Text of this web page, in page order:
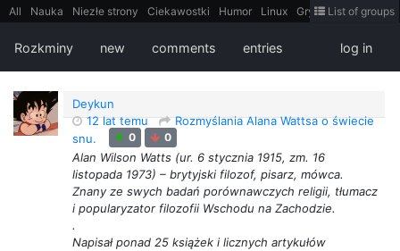
All Nauka Niezłe strony Ciekawostki Humor Linux Gry
Teh
Bezpieczeństwo
Książki Sugestie FotoHistoria
Truelolcontent
Matematyka
FilmyDokumentalne
gify
Cytaty Mapy Film Android itt Tradycyjne gry
List of groups
Rozkminy new comments entries log in
Deykun
12 lat temu
Rozmyślania Alana Wattsa o świecie
snu.
0 0
Alan Wilson Watts (ur. 6 stycznia 1915, zm. 16
listopada 1973) – brytyjski filozof, pisarz, mówca.
Znany ze swych badań porównawczych religii, tłumacz
i popularyzator filozofii Wschodu na Zachodzie.
.
Napisał ponad 25 książek i licznych artykułów